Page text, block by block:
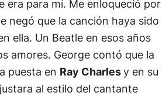
era para mí. Me enloqueció por
negó que la canción haya sido
ella. Un Beatle en esos años
amores. George contó que la
puesta en Ray Charlesy en su
al estilo del cantante